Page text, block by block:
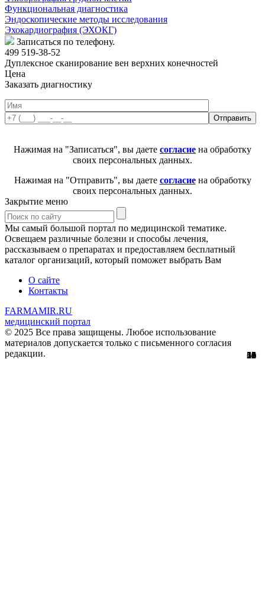
1
3
1
8
1
11
51
56
0
29
61
3
10
12
Функциональная диагностика
8
Эндоскопические методы исследования
36
Эхокардиография (ЭХОКГ)
Записаться по телефону.
499 519-38-52
Дуплексное сканирование вен верхних конечностей
Цена
Заказать диагностику
Нажимая на "Записаться", вы даете согласие на обработку
своих персональных данных.
Нажимая на "Отправить", вы даете согласиена обработку
своих персональных данных.
Закрытие меню
Мы самый большой портал по медицинской тематике.
Освещаем различные болезни и способы лечения,
рассказываем о препаратах и предоставляем бесплатный
каталог организаций, который поможет выбрать Вам
О сайте
Контакты
FARMAMIR.RU
медицинский портал
© 2025 Все права защищены. Любое использование
материалов допускается только с письменного согласия
редакции.